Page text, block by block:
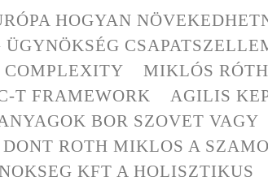
HOGYAN
COMPLEXITY
MIKLÓS
T FRAMEWORK
AGILIS
BOR SZOVET VAGY
ROTH MIKLOS A
KFT A HOLISZTIKUS